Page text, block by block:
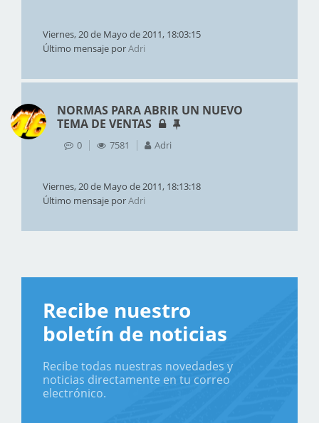
Viernes, 20 de Mayo de 2011, 18:03:15
Último mensaje porAdri
NORMAS PARA ABRIR UN NUEVO
TEMA DE VENTAS
0 7581 Adri
Viernes, 20 de Mayo de 2011, 18:13:18
Último mensaje porAdri
Recibe nuestro
boletín de noticias
Recibe todas nuestras novedades y
noticias directamente en tu correo
electrónico.